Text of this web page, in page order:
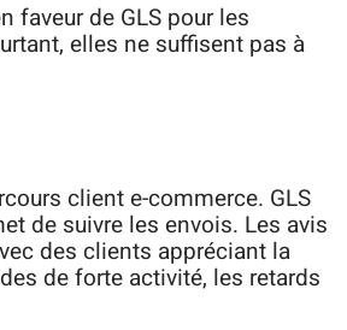
faveur de GLS pour les
elles ne suffisent pas à
client e-commerce. GLS
de suivre les envois. Les avis
des clients appréciant la
de forte activité, les retards